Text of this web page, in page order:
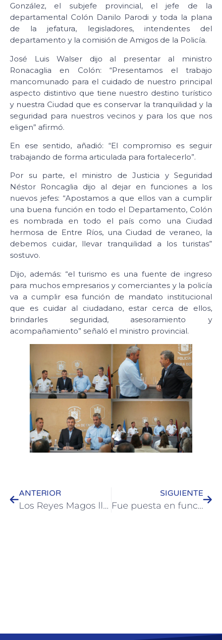
González, el subjefe provincial, el jefe de la
departamental Colón Danilo Parodi y toda la plana
de la jefatura, legisladores, intendentes del
departamento y la comisión de Amigos de la Policía.
José Luis Walser dijo al presentar al ministro
Ronacaglia en Colón: “Presentamos el trabajo
mancomunado para el cuidado de nuestro principal
aspecto distintivo que tiene nuestro destino turístico
y nuestra Ciudad que es conservar la tranquilidad y la
seguridad para nuestros vecinos y para los que nos
eligen” afirmó.
En ese sentido, añadió: “El compromiso es seguir
trabajando de forma articulada para fortalecerlo”.
Por su parte, el ministro de Justicia y Seguridad
Néstor Roncaglia dijo al dejar en funciones a los
nuevos jefes: “Apostamos a que ellos van a cumplir
una buena función en todo el Departamento, Colón
es nombrada en todo el país como una Ciudad
hermosa de Entre Ríos, una Ciudad de veraneo, la
debemos cuidar, llevar tranquilidad a los turistas”
sostuvo.
Dijo, además: “el turismo es una fuente de ingreso
para muchos empresarios y comerciantes y la policía
va a cumplir esa función de mandato institucional
que es cuidar al ciudadano, estar cerca de ellos,
brindarles seguridad, asesoramiento y
acompañamiento” señaló el ministro provincial.
ANTERIOR
Los Reyes Magos llegan a Colón
SIGUIENTE
Fue puesta en funciones la nueva Directora Departamental de Educación de Colón